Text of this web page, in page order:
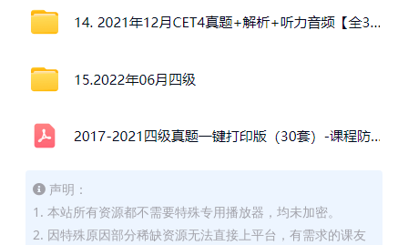
声明：
1. 本站所有资源都不需要特殊专用播放器，均未加密。
2. 因特殊原因部分稀缺资源无法直接上平台，有需求的课友